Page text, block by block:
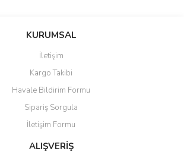
KURUMSAL
İletişim
Kargo Takibi
Havale Bildirim Formu
Sipariş Sorgula
İletişim Formu
ALIŞVERİŞ